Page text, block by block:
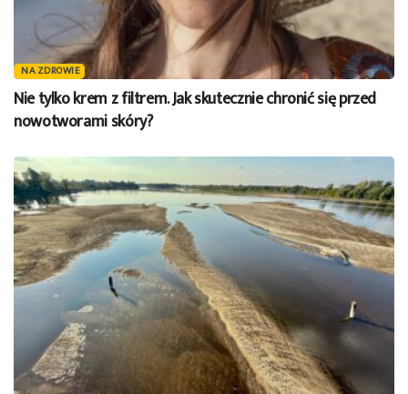
NA ZDROWIE
Nie tylko krem z filtrem. Jak skutecznie chronić się przed
nowotworami skóry?